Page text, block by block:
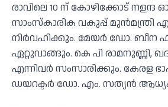
രാവിലെ 10 ന് കോഴിക്കോട് നളന്ദ
സാംസ്‌കാരിക വകുപ്പ് മുൻമന്ത്രി
നിര്‍വഹിക്കും. മേയർ ഡോ. ബീന
ഏറ്റുവാങ്ങും. കെ പി രാമനുണ്ണി,
എന്നിവർ സംസാരിക്കും. കേരള ഭാഷാ
ഡയറക്ടർ ഡോ. എം. സത്യൻ